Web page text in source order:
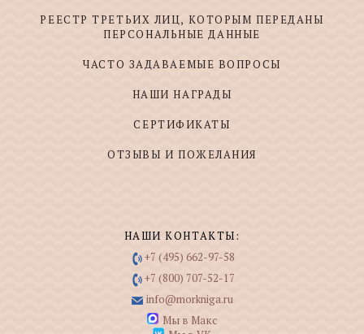
РЕЕСТР ТРЕТЬИХ ЛИЦ, КОТОРЫМ ПЕРЕДАНЫ
ПЕРСОНАЛЬНЫЕ ДАННЫЕ
ЧАСТО ЗАДАВАЕМЫЕ ВОПРОСЫ
НАШИ НАГРАДЫ
СЕРТИФИКАТЫ
ОТЗЫВЫ И ПОЖЕЛАНИЯ
НАШИ КОНТАКТЫ:
+7 (495) 662-97-58
+7 (800) 707-52-17
info@morkniga.ru
Мы в Макс